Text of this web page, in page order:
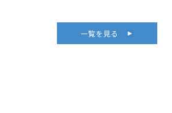
一覧を見る